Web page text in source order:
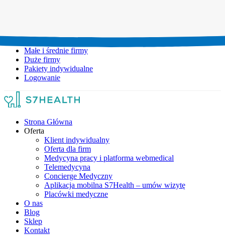
Małe i średnie firmy
Duże firmy
Pakiety indywidualne
Logowanie
Strona Główna
Oferta
Klient indywidualny
Oferta dla firm
Medycyna pracy i platforma webmedical
Telemedycyna
Concierge Medyczny
Aplikacja mobilna S7Health – umów wizytę
Placówki medyczne
O nas
Blog
Sklep
Kontakt